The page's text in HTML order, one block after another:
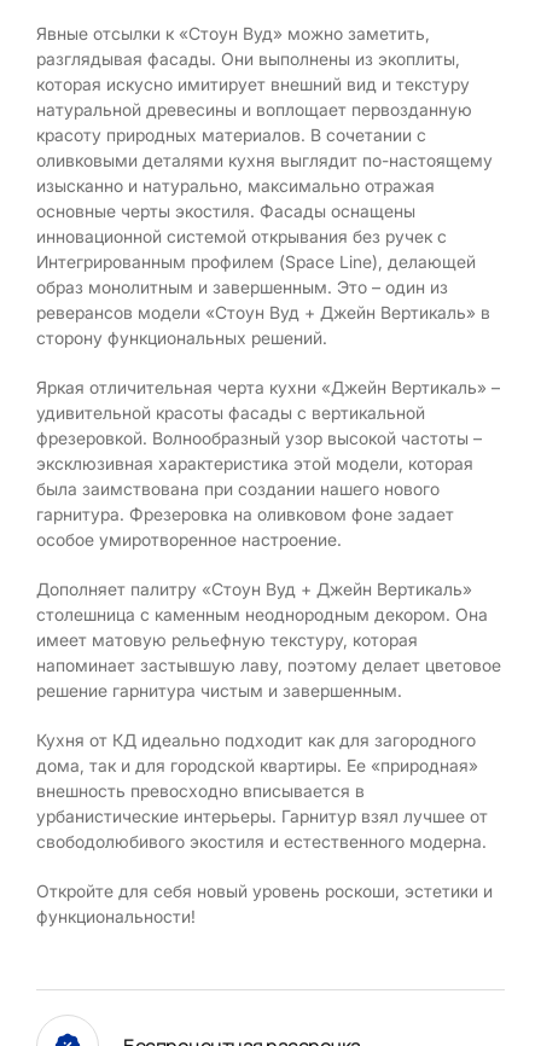
Явные отсылки к «Стоун Вуд» можно заметить,
разглядывая фасады. Они выполнены из экоплиты,
которая искусно имитирует внешний вид и текстуру
натуральной древесины и воплощает первозданную
красоту природных материалов. В сочетании с
оливковыми деталями кухня выглядит по-настоящему
изысканно и натурально, максимально отражая
основные черты экостиля. Фасады оснащены
инновационной системой открывания без ручек с
Интегрированным профилем (Space Line), делающей
образ монолитным и завершенным. Это – один из
реверансов модели «Стоун Вуд + Джейн Вертикаль» в
сторону функциональных решений.
Яркая отличительная черта кухни «Джейн Вертикаль» –
удивительной красоты фасады с вертикальной
фрезеровкой. Волнообразный узор высокой частоты –
эксклюзивная характеристика этой модели, которая
была заимствована при создании нашего нового
гарнитура. Фрезеровка на оливковом фоне задает
особое умиротворенное настроение.
Дополняет палитру «Стоун Вуд + Джейн Вертикаль»
столешница с каменным неоднородным декором. Она
имеет матовую рельефную текстуру, которая
напоминает застывшую лаву, поэтому делает цветовое
решение гарнитура чистым и завершенным.
Кухня от КД идеально подходит как для загородного
дома, так и для городской квартиры. Ее «природная»
внешность превосходно вписывается в
урбанистические интерьеры. Гарнитур взял лучшее от
свободолюбивого экостиля и естественного модерна.
Откройте для себя новый уровень роскоши, эстетики и
функциональности!